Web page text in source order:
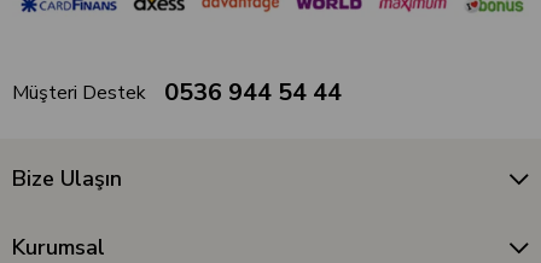
Müşteri Destek 0536 944 54 44
Bize Ulaşın
Kurumsal